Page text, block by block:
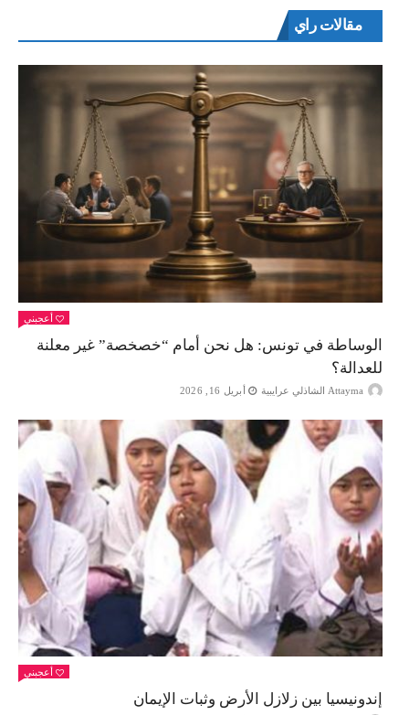
مقالات راي
أعجبني
الوساطة في تونس: هل نحن أمام “خصخصة” غير معلنة
للعدالة؟
Attayma الشاذلي عرايبية أبريل 16, 2026
أعجبني
إندونيسيا بين زلازل الأرض وثبات الإيمان